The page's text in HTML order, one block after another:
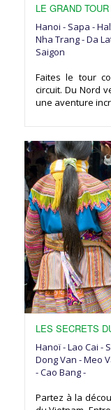
LE GRAND
Hanoi - Sapa -
Nha Trang - Da
Saigon
Faites le tour
circuit. Du Nord
une aventure
LES SECRETS
Hanoï - Lao Cai -
Dong Van - Meo
- Cao Bang -
Partez à la